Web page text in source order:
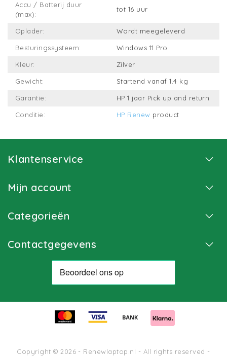
Accu / Batterij duur
(max):
tot 16 uur
Oplader: Wordt meegeleverd
Besturingssysteem: Windows 11 Pro
Kleur: Zilver
Gewicht: Startend vanaf 1.4 kg
Garantie: HP 1 jaar Pick up and return
Conditie: HP Renew product
Klantenservice
Mijn account
Categorieën
Contactgegevens
Copyright © 2026 - Renewlaptop.nl - All rights reserved -